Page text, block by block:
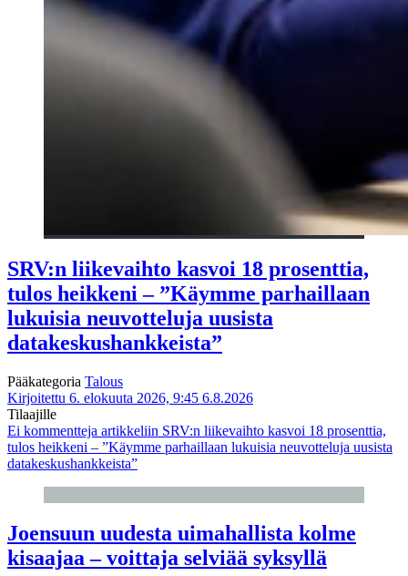
SRV:n liikevaihto kasvoi 18 prosenttia,
tulos heikkeni – ”Käymme parhaillaan
lukuisia neuvotteluja uusista
datakeskushankkeista”
Pääkategoria Talous
Kirjoitettu 6. elokuuta 2026, 9:45 6.8.2026
Tilaajille
Ei kommentteja artikkeliin SRV:n liikevaihto kasvoi 18 prosenttia,
tulos heikkeni – ”Käymme parhaillaan lukuisia neuvotteluja uusista
datakeskushankkeista”
Joensuun uudesta uimahallista kolme
kisaajaa – voittaja selviää syksyllä